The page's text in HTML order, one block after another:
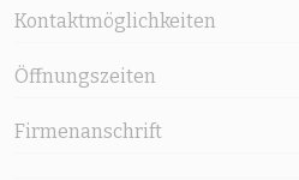
Kontaktmöglichkeiten
Öffnungszeiten
Firmenanschrift